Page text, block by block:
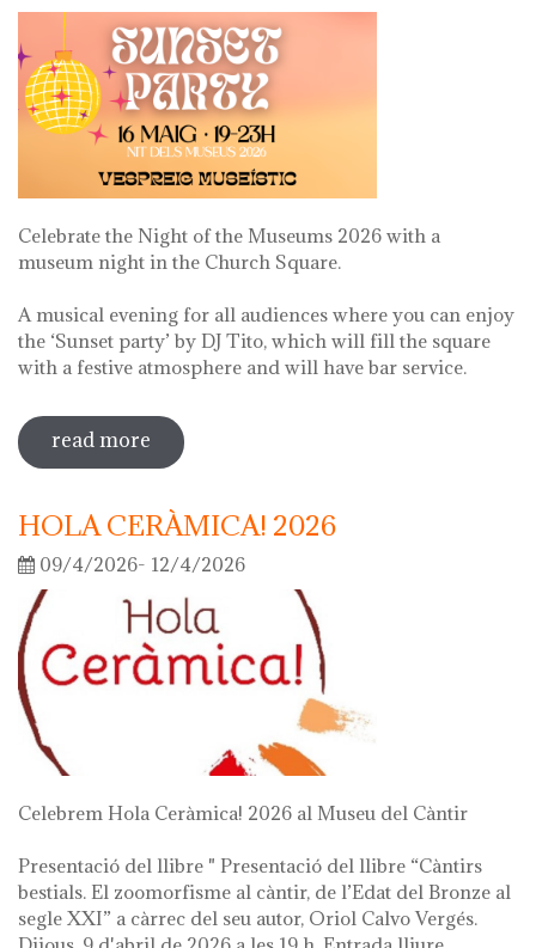
Celebrate the Night of the Museums 2026 with a
museum night in the Church Square.
A musical evening for all audiences where you can enjoy
the ‘Sunset party’ by DJ Tito, which will fill the square
with a festive atmosphere and will have bar service.
read more sobre night of the museums 2026
HOLA CERÀMICA! 2026
09/4/2026- 12/4/2026
Celebrem Hola Ceràmica! 2026 al Museu del Càntir
Presentació del llibre " Presentació del llibre “Càntirs
bestials. El zoomorfisme al càntir, de l’Edat del Bronze al
segle XXI” a càrrec del seu autor, Oriol Calvo Vergés.